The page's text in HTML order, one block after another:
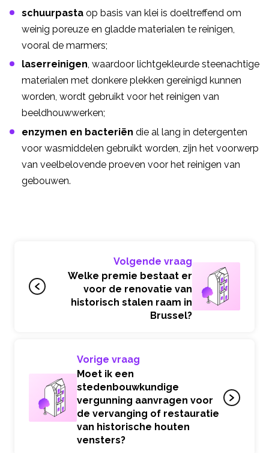
schuurpasta op basis van klei is doeltreffend om
weinig poreuze en gladde materialen te reinigen,
vooral de marmers;
laserreinigen, waardoor lichtgekleurde steenachtige
materialen met donkere plekken gereinigd kunnen
worden, wordt gebruikt voor het reinigen van
beeldhouwwerken;
enzymen en bacteriën die al lang in detergenten
voor wasmiddelen gebruikt worden, zijn het voorwerp
van veelbelovende proeven voor het reinigen van
gebouwen.
Volgende vraag
Welke premie bestaat er
voor de renovatie van
historisch stalen raam in
Brussel?
Vorige vraag
Moet ik een
stedenbouwkundige
vergunning aanvragen voor
de vervanging of restauratie
van historische houten
vensters?